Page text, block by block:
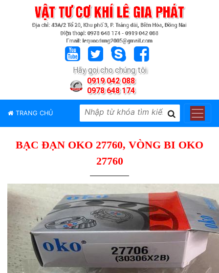
Hãy gọi cho chúng tôi
0919 042 088
0978 648 174
TRANG CHỦ
PHẨM
HIỆU
BẠC ĐẠN OKO 27760, VÒNG BI OKO
27760